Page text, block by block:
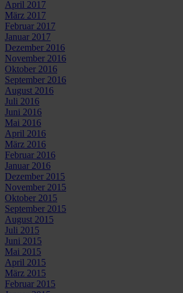
April 2017
März 2017
Februar 2017
Januar 2017
Dezember 2016
November 2016
Oktober 2016
September 2016
August 2016
Juli 2016
Juni 2016
Mai 2016
April 2016
März 2016
Februar 2016
Januar 2016
Dezember 2015
November 2015
Oktober 2015
September 2015
August 2015
Juli 2015
Juni 2015
Mai 2015
April 2015
März 2015
Februar 2015